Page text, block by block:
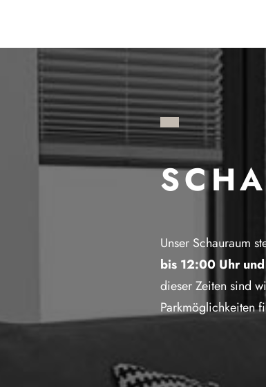
Unser Schauraum
bis 12:00 Uhr
dieser Zeiten sind
Parkmöglichkeiten